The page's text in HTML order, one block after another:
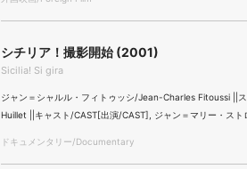
シチリア！撮影開始 (2001)
Sicilia! Si gira
ジャン＝シャルル・フィトゥッシ/Jean-Charles Fitoussi ||
Huillet ||キャスト/CAST[出演/CAST], ジャン＝マリー・ス
ドキュメンタリー/Documentary